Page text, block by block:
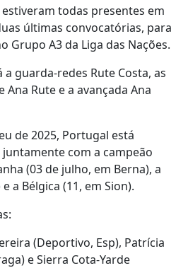
todas presentes em
últimas convocatórias, para
Grupo A3 da Liga das Nações.
guarda-redes Rute Costa, as
Ana Rute e a avançada Ana
de 2025, Portugal está
com a campeão
(03 de julho, em Berna), a
a Bélgica (11, em Sion).
(Deportivo, Esp), Patrícia
e Sierra Cota-Yarde